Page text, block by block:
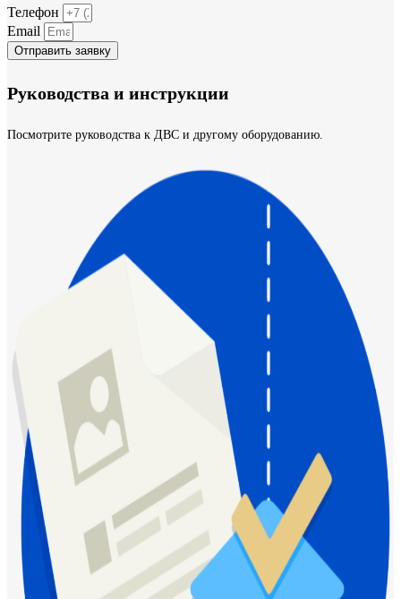
Телефон
Email
Отправить заявку
Руководства и инструкции
Посмотрите руководства к ДВС и другому оборудованию.